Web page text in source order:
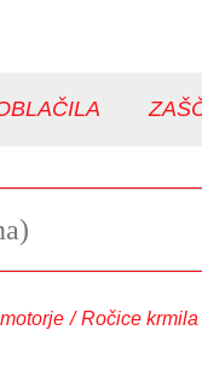
/ Ročice krmila